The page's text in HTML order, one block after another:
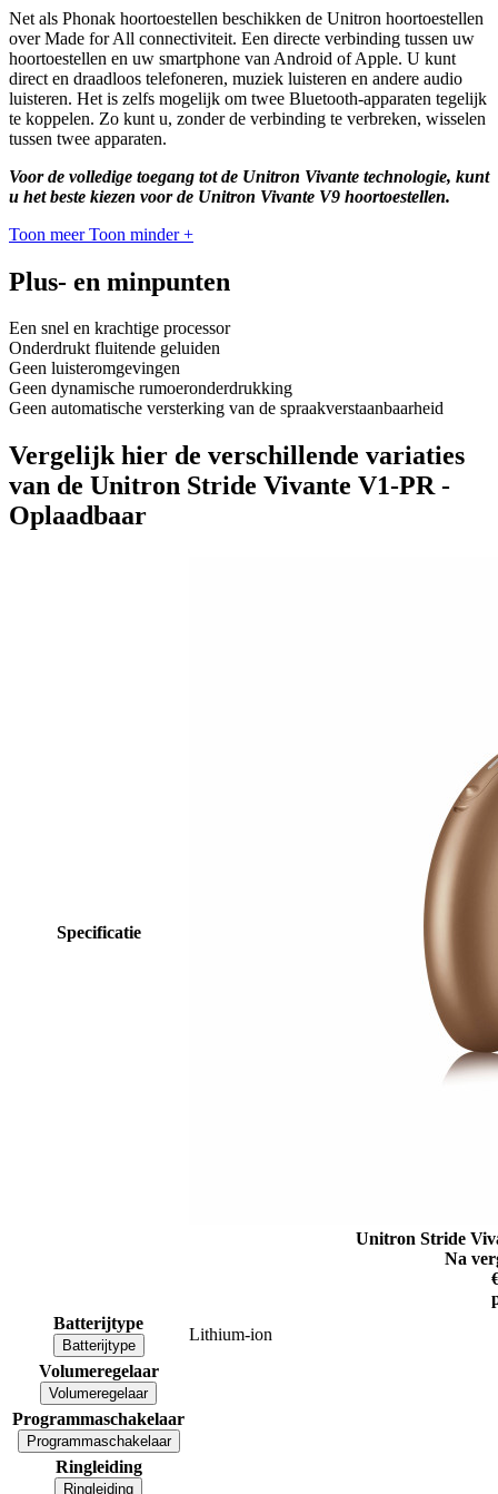
Net als Phonak hoortoestellen beschikken de Unitron hoortoestellen
over Made for All connectiviteit. Een directe verbinding tussen uw
hoortoestellen en uw smartphone van Android of Apple. U kunt
direct en draadloos telefoneren, muziek luisteren en andere audio
luisteren. Het is zelfs mogelijk om twee Bluetooth-apparaten tegelijk
te koppelen. Zo kunt u, zonder de verbinding te verbreken, wisselen
tussen twee apparaten.
Voor de volledige toegang tot de Unitron Vivante technologie, kunt
u het beste kiezen voor de Unitron Vivante V9 hoortoestellen.
Toon meer Toon minder +
Plus- en minpunten
Een snel en krachtige processor
Onderdrukt fluitende geluiden
Geen luisteromgevingen
Geen dynamische rumoeronderdrukking
Geen automatische versterking van de spraakverstaanbaarheid
Vergelijk hier de verschillende variaties
van de Unitron Stride Vivante V1-PR -
Oplaadbaar
Specificatie
Unitron Stride
Na
Batterijtype
Batterijtype
Lithium-ion
Volumeregelaar
Volumeregelaar
Programmaschakelaar
Programmaschakelaar
Ringleiding
Ringleiding